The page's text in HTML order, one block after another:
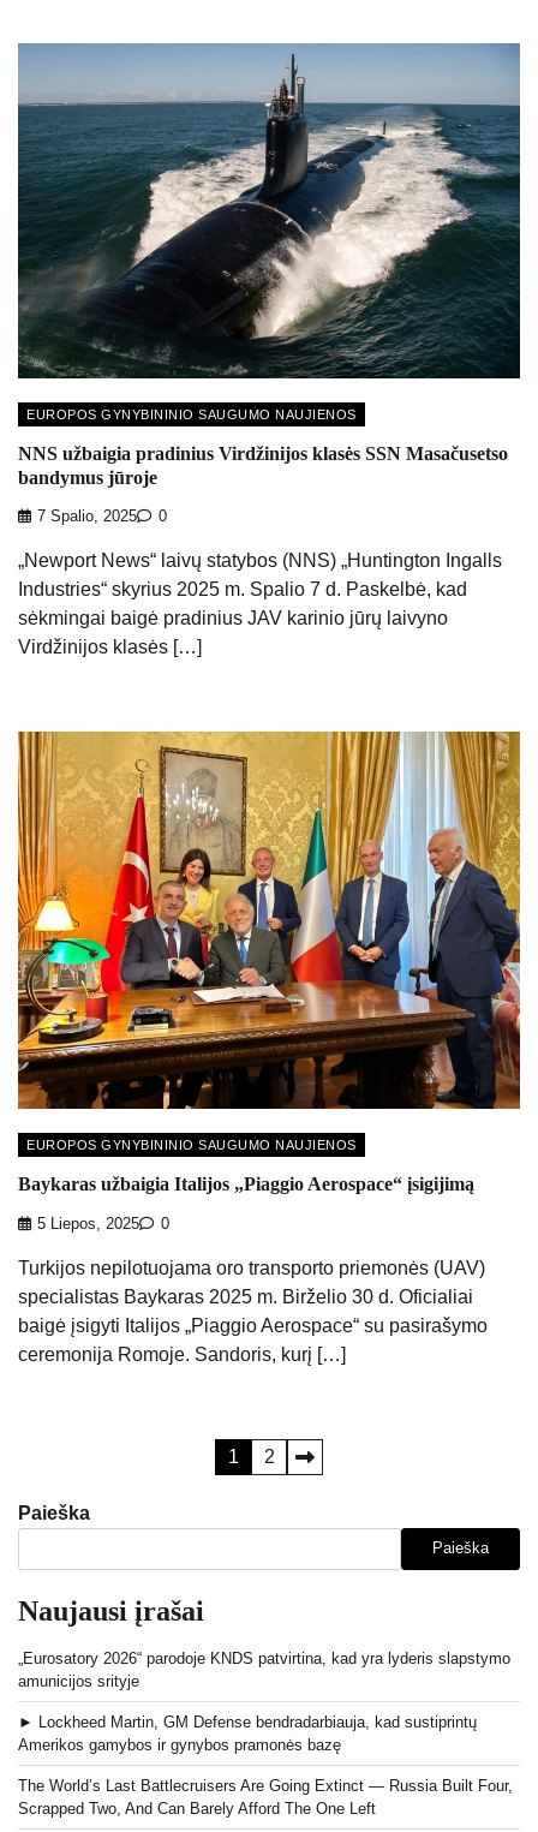
EUROPOS GYNYBININIO SAUGUMO NAUJIENOS
NNS užbaigia pradinius Virdžinijos klasės SSN Masačusetso
bandymus jūroje
7 Spalio, 2025 0
„Newport News“ laivų statybos (NNS) „Huntington Ingalls
Industries“ skyrius 2025 m. Spalio 7 d. Paskelbė, kad
sėkmingai baigė pradinius JAV karinio jūrų laivyno
Virdžinijos klasės […]
EUROPOS GYNYBININIO SAUGUMO NAUJIENOS
Baykaras užbaigia Italijos „Piaggio Aerospace“ įsigijimą
5 Liepos, 2025 0
Turkijos nepilotuojama oro transporto priemonės (UAV)
specialistas Baykaras 2025 m. Birželio 30 d. Oficialiai
baigė įsigyti Italijos „Piaggio Aerospace“ su pasirašymo
ceremonija Romoje. Sandoris, kurį […]
puslapiavimas
1 2
Paieška
Paieška
Naujausi įrašai
„Eurosatory 2026“ parodoje KNDS patvirtina, kad yra lyderis slapstymo
amunicijos srityje
► Lockheed Martin, GM Defense bendradarbiauja, kad sustiprintų
Amerikos gamybos ir gynybos pramonės bazę
The World’s Last Battlecruisers Are Going Extinct — Russia Built Four,
Scrapped Two, And Can Barely Afford The One Left